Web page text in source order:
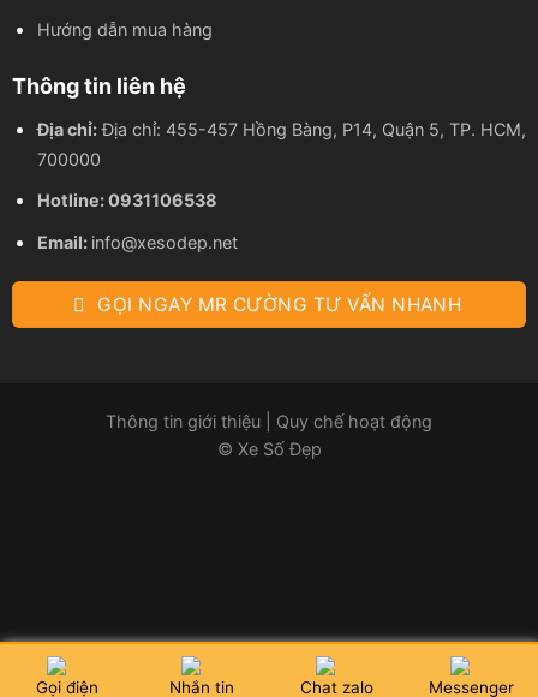
Hướng dẫn mua hàng
Thông tin liên hệ
Địa chỉ:Địa chỉ: 455-457 Hồng Bàng, P14, Quận 5, TP. HCM,
700000
Hotline:0931106538
Email: info@xesodep.net
GỌI NGAY MR CƯỜNG TƯ VẤN NHANH
Thông tin giới thiệu
Quy chế hoạt động
© Xe Số Đẹp
Gọi điện Nhắn tin Chat zalo Messenger